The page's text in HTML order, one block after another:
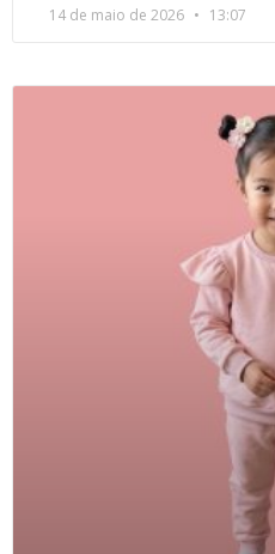
14 de maio de 2026 13:07